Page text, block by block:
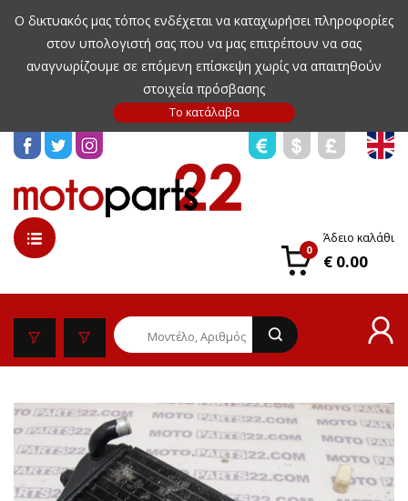
Ο δικτυακός μας τόπος ενδέχεται να καταχωρήσει πληροφορίες
στον υπολογιστή σας που να μας επιτρέπουν να σας
αναγνωρίζουμε σε επόμενη επίσκεψη χωρίς να απαιτηθούν
στοιχεία πρόσβασης
0
Άδειο καλάθι
€ 0.00